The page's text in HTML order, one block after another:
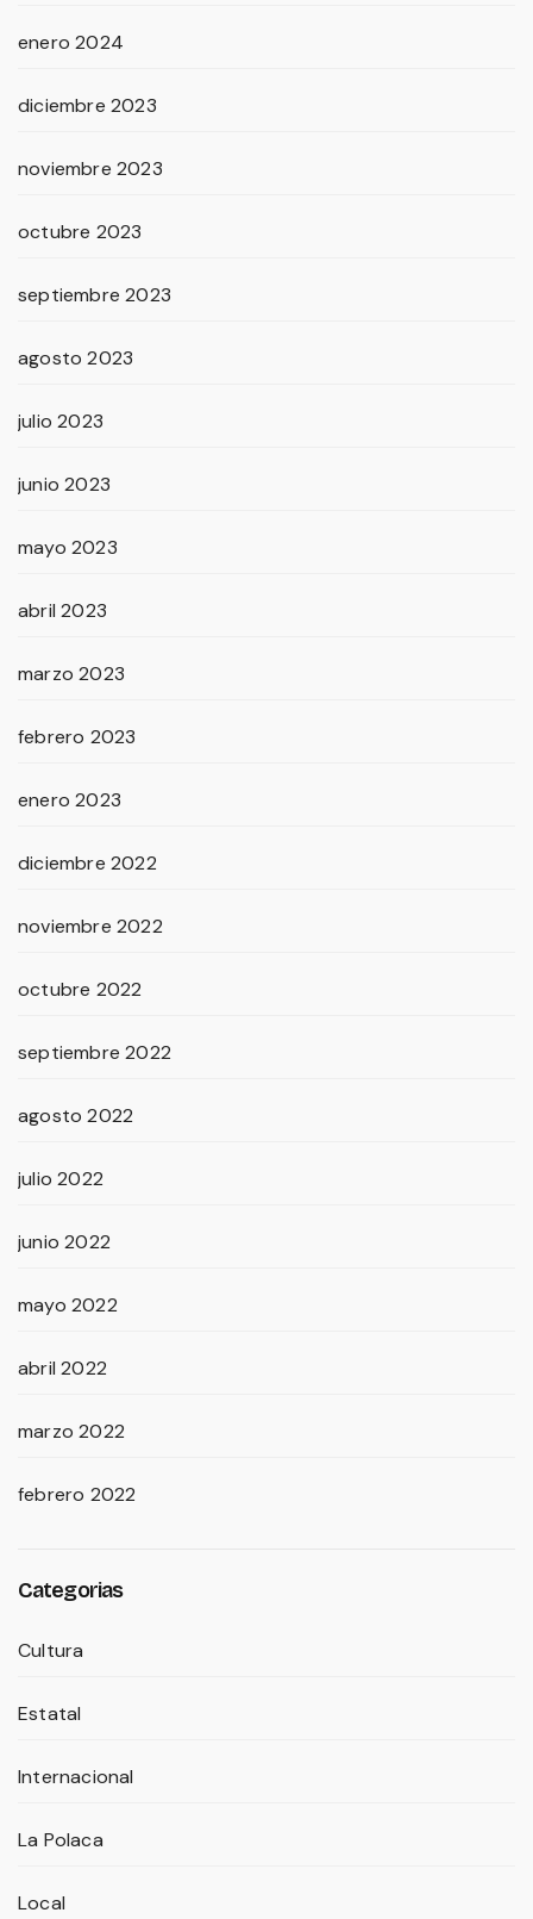
enero 2024
diciembre 2023
noviembre 2023
octubre 2023
septiembre 2023
agosto 2023
julio 2023
junio 2023
mayo 2023
abril 2023
marzo 2023
febrero 2023
enero 2023
diciembre 2022
noviembre 2022
octubre 2022
septiembre 2022
agosto 2022
julio 2022
junio 2022
mayo 2022
abril 2022
marzo 2022
febrero 2022
Categorias
Cultura
Estatal
Internacional
La Polaca
Local